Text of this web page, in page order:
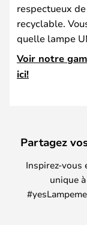
respectueux
recyclable.
quelle lampe
Voir notre
ici!
Partagez
Inspirez-vous
unique